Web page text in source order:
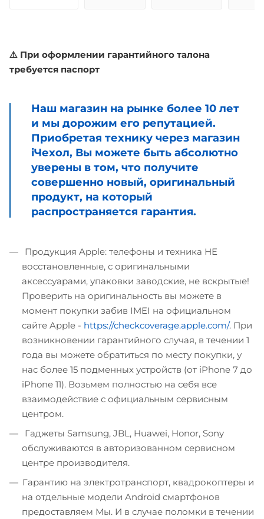
⚠️ При оформлении гарантийного талона
требуется паспорт
Наш магазин на рынке более 10 лет
и мы дорожим его репутацией.
Приобретая технику через магазин
iЧехол, Вы можете быть абсолютно
уверены в том, что получите
совершенно новый, оригинальный
продукт, на который
распространяется гарантия.
Продукция Apple: телефоны и техника НЕ
восстановленные, с оригинальными
аксессуарами, упаковки заводские, не вскрытые!
Проверить на оригинальность вы можете в
момент покупки забив IMEI на официальном
сайте Apple - https://checkcoverage.apple.com/. При
возникновении гарантийного случая, в течении 1
года вы можете обратиться по месту покупки, у
нас более 15 подменных устройств (от iPhone 7 до
iPhone 11). Возьмем полностью на себя все
взаимодействие с официальным сервисным
центром.
Гаджеты Samsung, JBL, Huawei, Honor, Sony
обслуживаются в авторизованном сервисном
центре производителя.
Гарантию на электротранспорт, квадрокоптеры и
на отдельные модели Android смартфонов
предоставляем Мы. И в случае поломки в течении